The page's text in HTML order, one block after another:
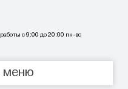
с 9:00 до 20:00 пн-вс
меню